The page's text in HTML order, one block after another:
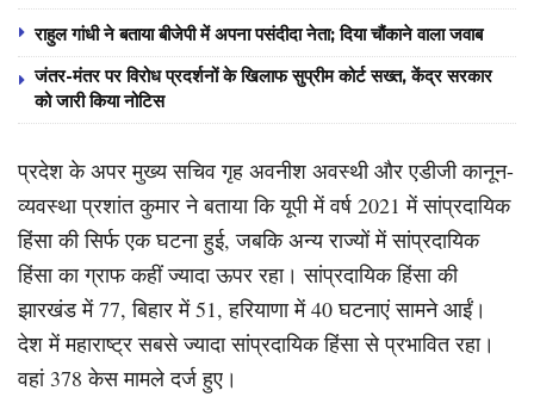
राहुल गांधी ने बताया बीजेपी में अपना पसंदीदा नेता; दिया चौंकाने वाला जवाब
जंतर-मंतर पर विरोध प्रदर्शनों के खिलाफ सुप्रीम कोर्ट सख्त, केंद्र सरकार
को जारी किया नोटिस
प्रदेश के अपर मुख्य सचिव गृह अवनीश अवस्थी और एडीजी कानून-
व्यवस्था प्रशांत कुमार ने बताया कि यूपी में वर्ष 2021 में सांप्रदायिक
हिंसा की सिर्फ एक घटना हुई, जबकि अन्य राज्यों में सांप्रदायिक
हिंसा का ग्राफ कहीं ज्यादा ऊपर रहा। सांप्रदायिक हिंसा की
झारखंड में 77, बिहार में 51, हरियाणा में 40 घटनाएं सामने आईं।
देश में महाराष्ट्र सबसे ज्यादा सांप्रदायिक हिंसा से प्रभावित रहा।
वहां 378 केस मामले दर्ज हुए।